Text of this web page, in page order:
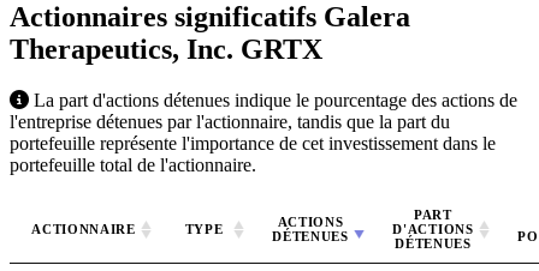
Actionnaires significatifs Galera
Therapeutics, Inc. GRTX
La part d'actions détenues indique le pourcentage des actions de
l'entreprise détenues par l'actionnaire, tandis que la part du
portefeuille représente l'importance de cet investissement dans le
portefeuille total de l'actionnaire.
ACTIONNAIRE TYPE
ACTIONS
DÉTENUES
PART
D'ACTIONS
DÉTENUES